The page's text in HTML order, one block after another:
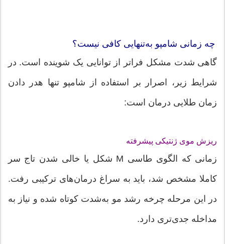
چه زمانی شامپو به‌تنهایی کافی نیست؟
گاهی شدت مشکل فراتر از توانایی یک شوینده است. در
شرایط زیر، اصرار بر استفاده از شامپو تنها هدر دادن
زمان طلایی درمان است:
ریزش موی ژنتیکی پیشرفته
زمانی که الگوی طاسی M شکل یا خالی شدن تاج سر
کاملا مشخص شد، باید به سراغ درمان‌های ترکیبی رفت.
در این مرحله چرخه رشد مو به‌شدت کوتاه شده و نیاز به
مداخله جدی‌تری دارد.